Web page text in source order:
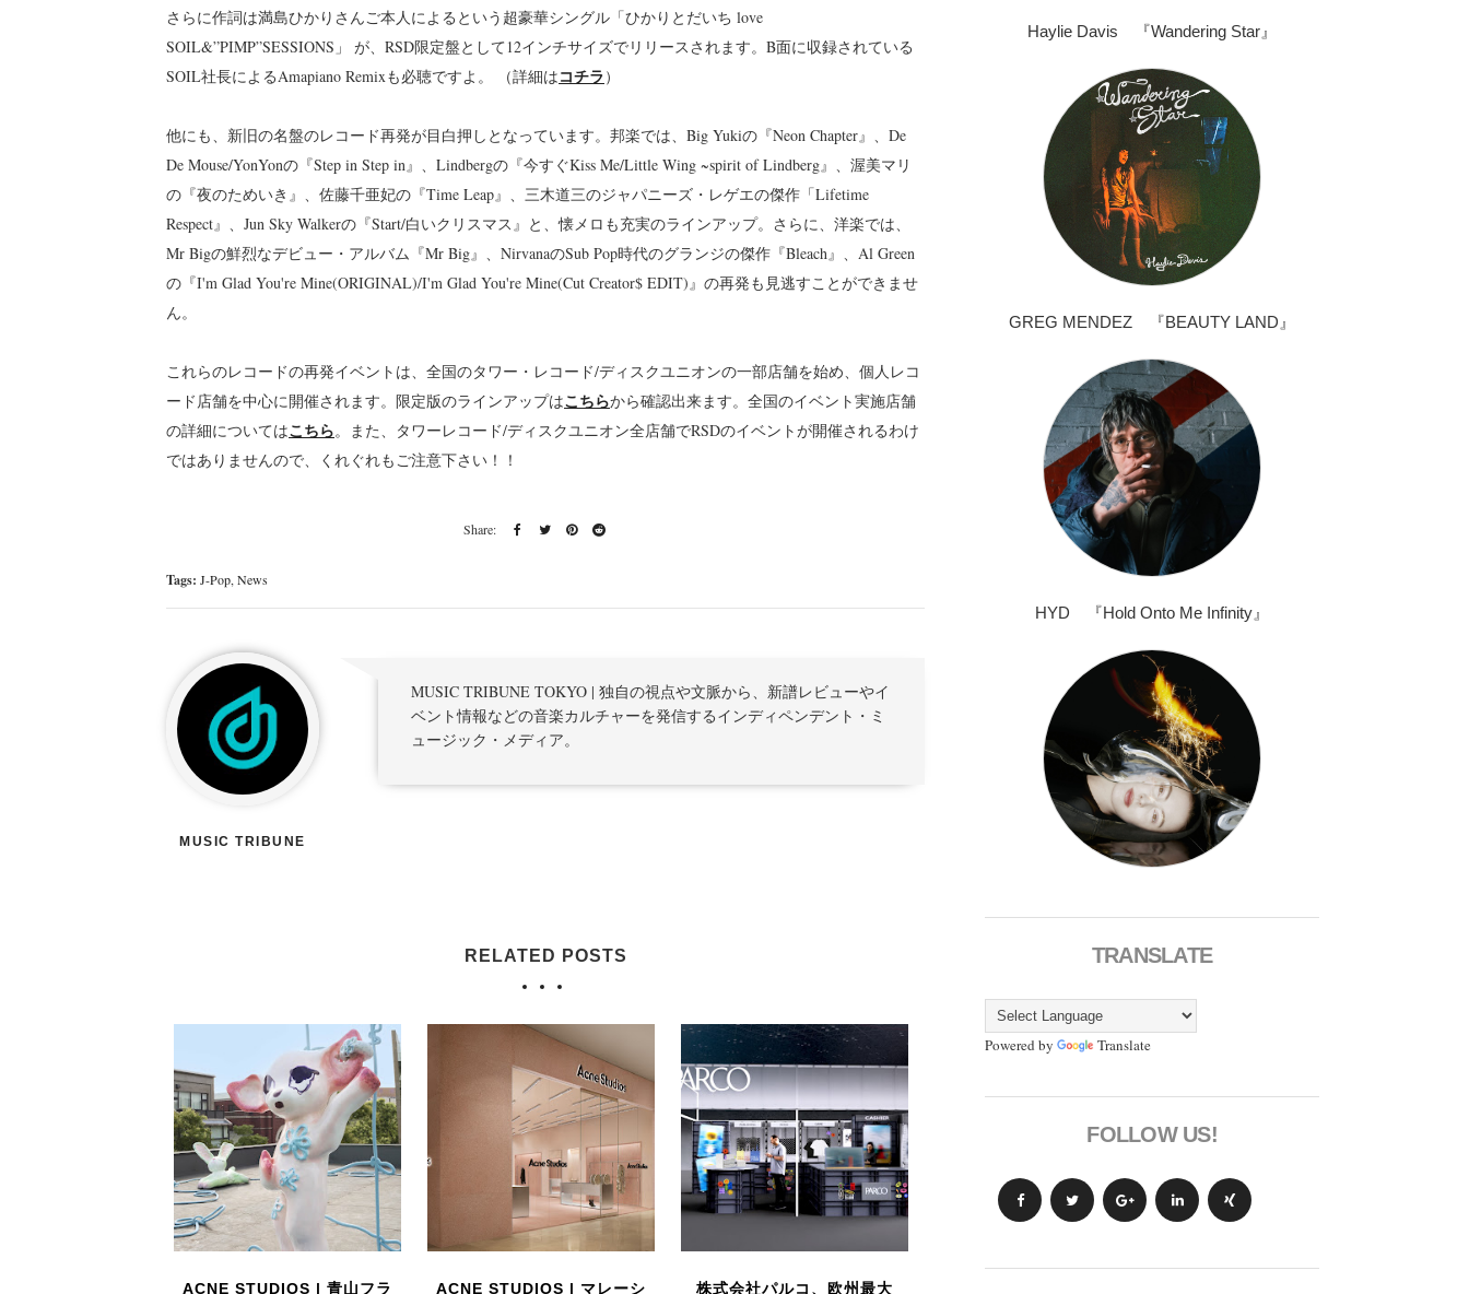
さらに作詞は満島ひかりさんご本人によるという超豪華シングル「ひかりとだいち love
SOIL&”PIMP”SESSIONS」 が、RSD限定盤として12インチサイズでリリースされます。B面に収録されている
SOIL社長によるAmapiano Remixも必聴ですよ。 （詳細はコチラ ）
他にも、新旧の名盤のレコード再発が目白押しとなっています。邦楽では、Big Yukiの『Neon Chapter』、De
De Mouse/YonYonの『Step in Step in』、Lindbergの『今すぐKiss Me/Little Wing ~spirit of Lindberg』、渥美マリ
の『夜のためいき』、佐藤千亜妃の『Time Leap』、三木道三のジャパニーズ・レゲエの傑作「Lifetime
Respect』、Jun Sky Walkerの『Start/白いクリスマス』と、懐メロも充実のラインアップ。さらに、洋楽では、
Mr Bigの鮮烈なデビュー・アルバム『Mr Big』、NirvanaのSub Pop時代のグランジの傑作『Bleach』、Al Green
の『I'm Glad You're Mine(ORIGINAL)/I'm Glad You're Mine(Cut Creator$ EDIT)』の再発も見逃すことができませ
ん。
これらのレコードの再発イベントは、全国のタワー・レコード/ディスクユニオンの一部店舗を始め、個人レコ
ード店舗を中心に開催されます。限定版のラインアップはこちらから確認出来ます。全国のイベント実施店舗
の詳細についてはこちら。また、タワーレコード/ディスクユニオン全店舗でRSDのイベントが開催されるわけ
ではありませんので、くれぐれもご注意下さい！！
Tags: J-Pop, News
MUSIC TRIBUNE
MUSIC TRIBUNE TOKYO | 独自の視点や文脈から、新譜レビューやイ
ベント情報などの音楽カルチャーを発信するインディペンデント・ミ
ュージック・メディア。
RELATED POSTS
ACNE STUDIOS | 青山フラ ACNE STUDIOS | マレーシ 株式会社パルコ、欧州最大
Haylie Davis 『Wandering Star』
GREG MENDEZ 『BEAUTY LAND』
HYD 『Hold Onto Me Infinity』
TRANSLATE
Powered by Translate
FOLLOW US!